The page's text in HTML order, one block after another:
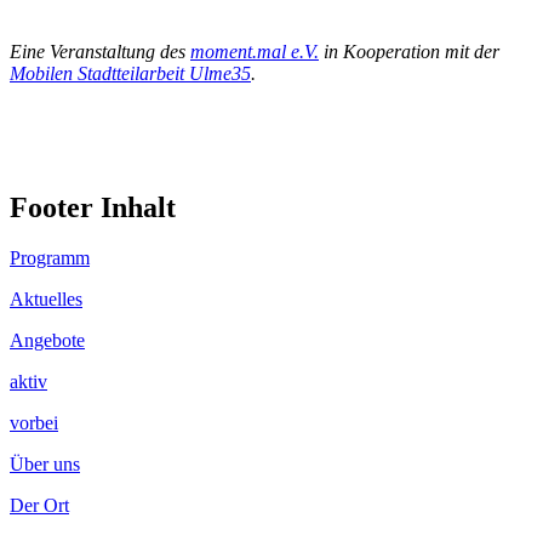
Eine Veranstaltung des moment.mal e.V. in Kooperation mit der
Mobilen Stadtteilarbeit Ulme35.
Footer Inhalt
Programm
Aktuelles
Angebote
aktiv
vorbei
Über uns
Der Ort